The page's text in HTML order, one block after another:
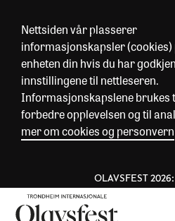
Nettsiden vår plasserer
informasjonskapsler (cookies)
enheten din hvis du har
innstillingene til nettleseren.
Informasjonskapslene brukes
forbedre opplevelsen og til
mer om cookies og personvern
OLAVSFEST